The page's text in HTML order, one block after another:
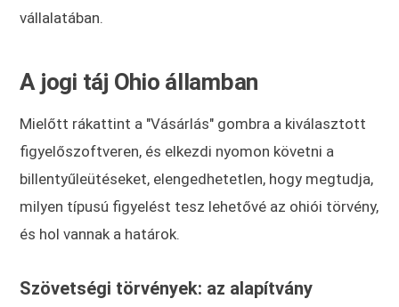
vállalatában.
A jogi táj Ohio államban
Mielőtt rákattint a "Vásárlás" gombra a kiválasztott
figyelőszoftveren, és elkezdi nyomon követni a
billentyűleütéseket, elengedhetetlen, hogy megtudja,
milyen típusú figyelést tesz lehetővé az ohiói törvény,
és hol vannak a határok.
Szövetségi törvények: az alapítvány